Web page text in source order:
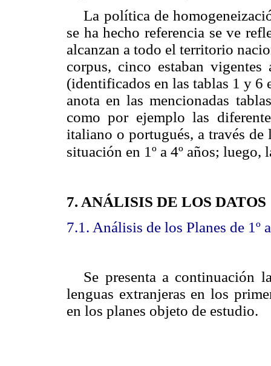
La política de
se ha hecho referencia se ve
alcanzan a todo el territorio
corpus, cinco estaban
(identificados en las tablas 1 y 6
anota en las mencionadas
como por ejemplo las
italiano o portugués, a través
situación en 1º a 4º años; luego,
7. ANÁLISIS DE LOS DATOS
7.1. Análisis de los Planes de 1º
Se presenta a continuación
lenguas extranjeras en los
en los planes objeto de estudio.